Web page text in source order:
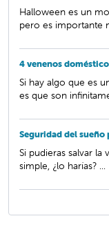
Halloween es un
pero es importante
4 venenos
Si hay algo que es
es que son
Seguridad del sueño
Si pudieras salvar
simple, ¿lo harías? ...